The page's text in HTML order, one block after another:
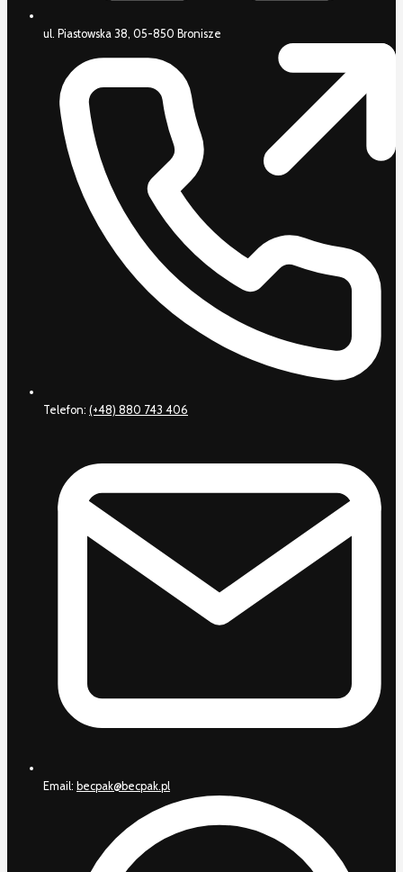
ul. Piastowska 38, 05-850 Bronisze
Telefon: (+48) 880 743 406
Email: becpak@becpak.pl